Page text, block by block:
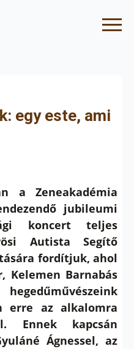
egy este, ami
a Zeneakadémia
jubileumi
koncert teljes
Autista Segítő
fordítjuk, ahol
Kelemen Barnabás
erre az alkalomra
Ennek kapcsán
Ágnessel, az